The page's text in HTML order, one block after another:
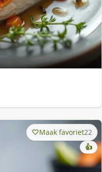
Maak favoriet22
👍